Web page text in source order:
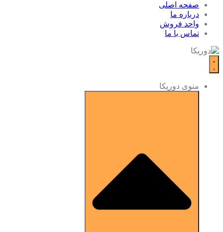
صفحه اصلی
درباره ما
واحد فروش
تماس با ما
منوی دوریکا